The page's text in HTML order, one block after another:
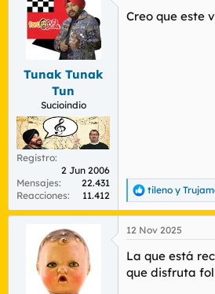
i
Tunak Tunak
Tun
Sucioindio
Registro
2 Jun 2006
Mensajes
22.431
Reacciones
11.412
Creo que este
R
e
a
c
i
o
n
tileno y
12 Nov 2025
La que está
que disfruta